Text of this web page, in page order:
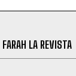
FARAH LA REVISTA